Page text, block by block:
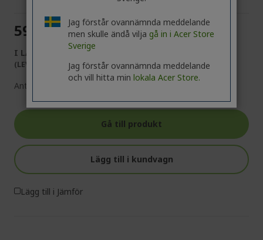
590,00 kr
I LAGER
(LEVERANS 1-4 ARBETSDAGAR)
Antal:
Gå till produkt
Lägg till i kundvagn
Lägg till i Jämför
Jag förstår ovannämnda meddelande
men skulle ändå vilja gå in i Acer Store
Sverige
Jag förstår ovannämnda meddelande
och vill hitta min lokala Acer Store.